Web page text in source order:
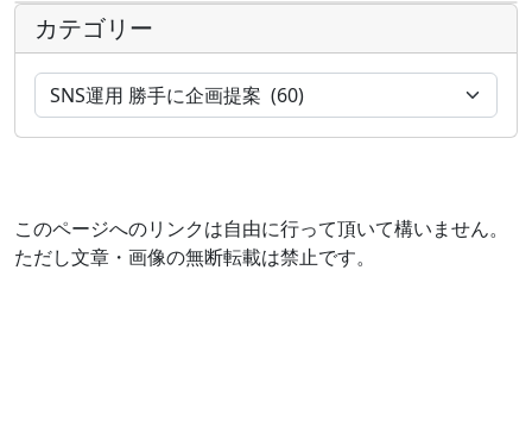
カテゴリー
このページへのリンクは自由に行って頂いて構いません。
ただし文章・画像の無断転載は禁止です。